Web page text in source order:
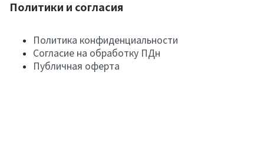
Политики и согласия
Политика конфиденциальности
Согласие на обработку ПДн
Публичная оферта